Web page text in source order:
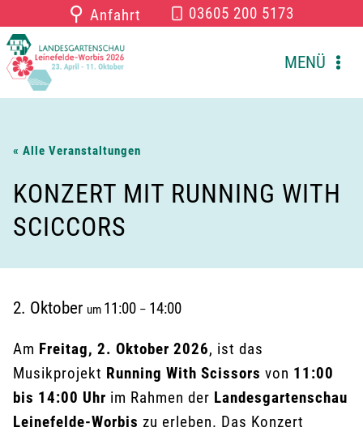
Inhalt
springen
⚲ Anfahrt 03605 200 5173
MENÜ
« Alle Veranstaltungen
KONZERT MIT RUNNING WITH
SCICCORS
2. Oktober um 11:00 – 14:00
Am Freitag, 2. Oktober 2026, ist das
Musikprojekt Running With Scissors von 11:00
bis 14:00 Uhr im Rahmen der Landesgartenschau
Leinefelde-Worbis zu erleben. Das Konzert